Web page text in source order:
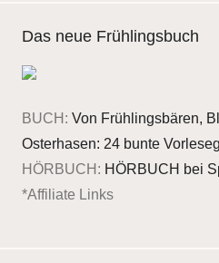
Das neue Frühlingsbuch
BUCH: Von Frühlingsbären,
Osterhasen: 24 bunte
HÖRBUCH: HÖRBUCH bei
*Affiliate Links